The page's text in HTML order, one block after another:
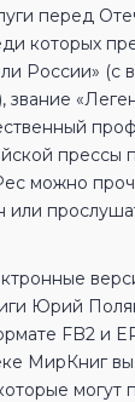
перед
которых
России» (с
звание
прессы
можно
Юрий
FB2 и
МирКниг
могут